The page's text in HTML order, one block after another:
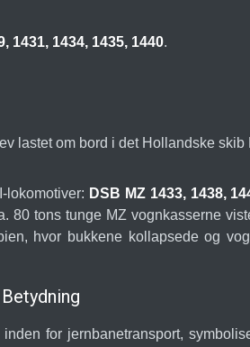
1431, 1434, 1435, 1440.
lastet om bord i det Hollandske
lokomotiver: DSB MZ 1433, 1438,
80 tons tunge MZ vognkasserne
hvor bukkene kollapsede og
for jernbanetransport,